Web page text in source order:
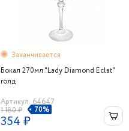
Заканчивается
Бокал 270мл."Lady Diamond Eclat"
голд
Артикул: 64647
1 180 ₽
70%
354 ₽